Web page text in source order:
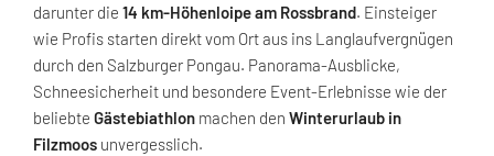
darunter die 14 km-Höhenloipe am Rossbrand. Einsteiger
wie Profis starten direkt vom Ort aus ins Langlaufvergnügen
durch den Salzburger Pongau. Panorama-Ausblicke,
Schneesicherheit und besondere Event-Erlebnisse wie der
beliebte Gästebiathlon machen den Winterurlaub in
Filzmoos unvergesslich.